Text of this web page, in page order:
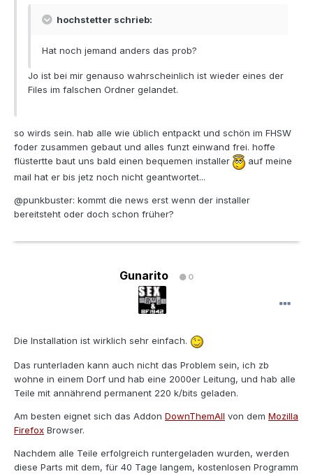
hochstetter schrieb:
Hat noch jemand anders das prob?
Jo ist bei mir genauso wahrscheinlich ist wieder eines der
Files im falschen Ordner gelandet.
so wirds sein. hab alle wie üblich entpackt und schön im FHSW
foder zusammen gebaut und alles funzt einwand frei. hoffe
flüstertte baut uns bald einen bequemen installer
auf meine
mail hat er bis jetz noch nicht geantwortet...
@punkbuster: kommt die news erst wenn der installer
bereitsteht oder doch schon früher?
Gunarito 0
Die Installation ist wirklich sehr einfach.
Das runterladen kann auch nicht das Problem sein, ich zb
wohne in einem Dorf und hab eine 2000er Leitung, und hab alle
Teile mit annährend permanent 220 k/bits geladen.
Am besten eignet sich das Addon DownThemAll von dem Mozilla
Firefox Browser.
Nachdem alle Teile erfolgreich runtergeladen wurden, werden
diese Parts mit dem, für 40 Tage langem, kostenlosen Programm